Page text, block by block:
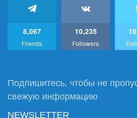
8,067
Friends
10,235
Followers
Подпишитесь, чтобы не
свежую информацию
NEWSLETTER